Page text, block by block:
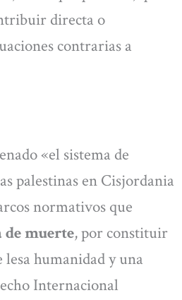
directa o
contrarias a
«el sistema de
palestinas en Cisjordania
normativos que
de muerte, por constituir
lesa humanidad y una
Internacional